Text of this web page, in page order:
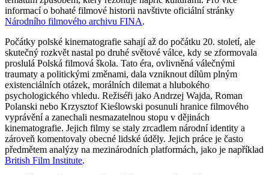
informací o bohaté filmové historii navštivte oficiální stránky
Národního filmového archivu FINA.
Počátky polské kinematografie sahají až do počátku 20. století, ale
skutečný rozkvět nastal po druhé světové válce, kdy se zformovala
proslulá Polská filmová škola. Tato éra, ovlivněná válečnými
traumaty a politickými změnami, dala vzniknout dílům plným
existenciálních otázek, morálních dilemat a hlubokého
psychologického vhledu. Režiséři jako Andrzej Wajda, Roman
Polanski nebo Krzysztof Kieślowski posunuli hranice filmového
vyprávění a zanechali nesmazatelnou stopu v dějinách
kinematografie. Jejich filmy se staly zrcadlem národní identity a
zároveň komentovaly obecné lidské úděly. Jejich práce je často
předmětem analýzy na mezinárodních platformách, jako je například
British Film Institute.